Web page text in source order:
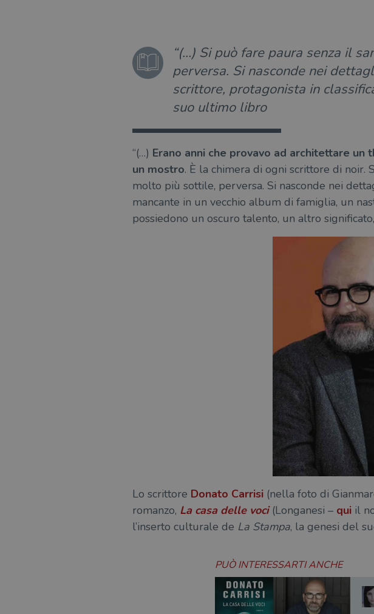
“(…) Si può fare paura senza il
perversa. Si nasconde nei
scrittore, protagonista in
suo ultimo libro
“(…) Erano anni che provavo ad architettare un
un mostro. È la chimera di ogni scrittore di noir.
molto più sottile, perversa. Si nasconde nei
mancante in un vecchio album di famiglia, un
possiedono un oscuro talento, un altro
Lo scrittore Donato Carrisi (nella foto di
romanzo, La casa delle voci (Longanesi – qui il
l’inserto culturale de La Stampa, la genesi del
PUÒ INTERESSARTI ANCHE